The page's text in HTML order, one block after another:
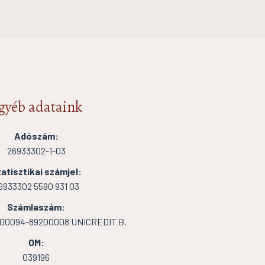
adataink
Adószám:
26933302-1-03
számjel:
5590 931 03
Számlaszám:
89200008 UNICREDIT B.
OM:
039196